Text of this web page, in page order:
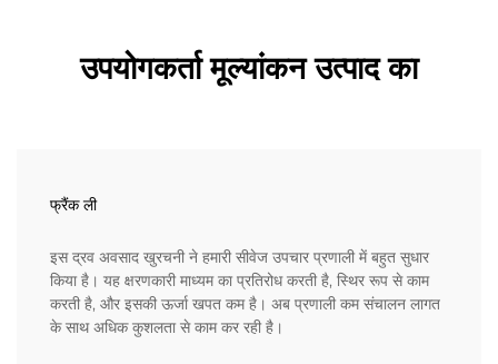
उपयोगकर्ता मूल्यांकन उत्पाद का
फ्रैंक ली
इस द्रव अवसाद खुरचनी ने हमारी सीवेज उपचार प्रणाली में बहुत सुधार
किया है। यह क्षरणकारी माध्यम का प्रतिरोध करती है, स्थिर रूप से काम
करती है, और इसकी ऊर्जा खपत कम है। अब प्रणाली कम संचालन लागत
के साथ अधिक कुशलता से काम कर रही है।